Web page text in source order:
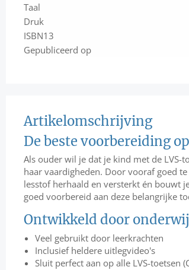
Taal
Druk
ISBN13
Gepubliceerd op
Artikelomschrijving
De beste voorbereiding
Als ouder wil je dat je kind met de LVS-
haar vaardigheden. Door vooraf goed
lesstof herhaald en versterkt én bouwt
goed voorbereid aan deze belangrijke
Ontwikkeld door
Veel gebruikt door leerkrachten
Inclusief heldere uitlegvideo's
Sluit perfect aan op alle LVS-toetsen